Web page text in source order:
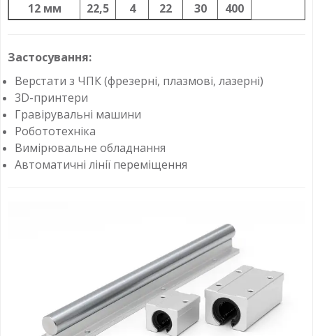
12 мм 22,5 4 22 30 400
Застосування:
Верстати з ЧПК (фрезерні, плазмові, лазерні)
3D-принтери
Гравірувальні машини
Робототехніка
Вимірювальне обладнання
Автоматичні лінії переміщення